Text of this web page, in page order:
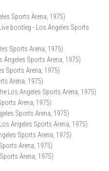
Sports Arena, 1975)
bootleg - Los Angeles Sports
Sports Arena, 1975)
Angeles Sports Arena, 1975)
Sports Arena, 1975)
Arena, 1975)
Los Angeles Sports Arena, 1975)
Arena, 1975)
Sports Arena, 1975)
Angeles Sports Arena, 1975)
Sports Arena, 1975)
Arena, 1975)
Arena, 1975)